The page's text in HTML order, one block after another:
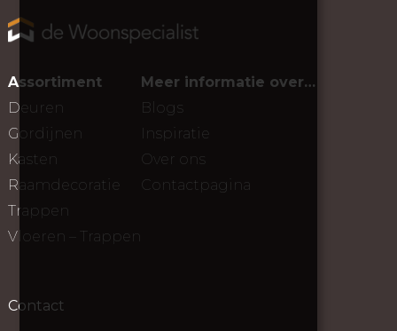
Assortiment
Deuren
Gordijnen
Kasten
Raamdecoratie
Trappen
Vloeren – Trappen
Meer informatie over…
Blogs
Inspiratie
Over ons
Contactpagina
Contact